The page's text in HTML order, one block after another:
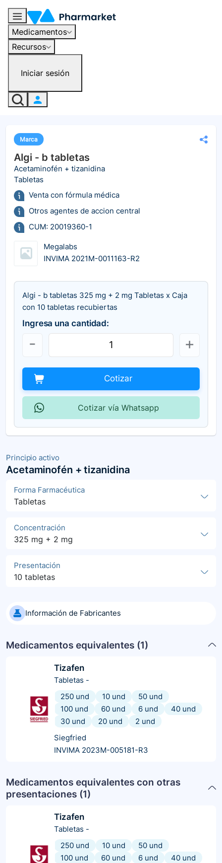
Medicamentos
Recursos
Iniciar sesión
Principio activo
Acetaminofén + tizanidina
Forma Farmacéutica
Tabletas
Concentración
325 mg + 2 mg
Presentación
10 tabletas
Información de Fabricantes
Medicamentos equivalentes (1)
Tizafen
Tabletas -
250 und
10 und
50 und
100 und
60 und 6 und
40 und
30 und
20 und
2 und
Siegfried
INVIMA 2023M-005181-R3
Medicamentos equivalentes con otras
presentaciones (1)
Tizafen
Tabletas -
250 und
10 und
50 und
100 und
60 und 6 und
40 und
Marca
Algi - b tabletas
Acetaminofén + tizanidina
Tabletas
Venta con fórmula médica
Otros agentes de accion central
CUM: 20019360-1
Megalabs
INVIMA 2021M-0011163-R2
Algi - b tabletas 325 mg + 2 mg Tabletas x Caja
con 10 tabletas recubiertas
Ingresa una cantidad:
Cotizar
Cotizar vía Whatsapp